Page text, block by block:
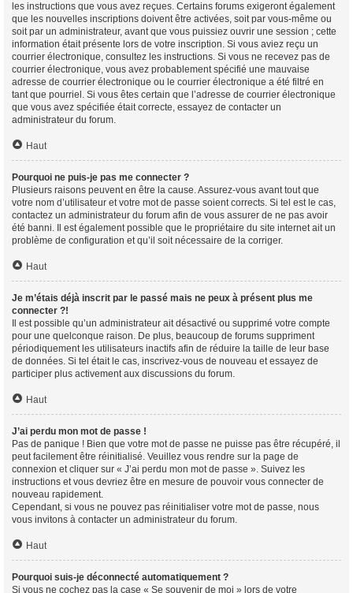
les instructions que vous avez reçues. Certains forums exigeront également
que les nouvelles inscriptions doivent être activées, soit par vous-même ou
soit par un administrateur, avant que vous puissiez ouvrir une session ; cette
information était présente lors de votre inscription. Si vous aviez reçu un
courrier électronique, consultez les instructions. Si vous ne recevez pas de
courrier électronique, vous avez probablement spécifié une mauvaise
adresse de courrier électronique ou le courrier électronique a été filtré en
tant que pourriel. Si vous êtes certain que l’adresse de courrier électronique
que vous avez spécifiée était correcte, essayez de contacter un
administrateur du forum.
Haut
Pourquoi ne puis-je pas me connecter ?
Plusieurs raisons peuvent en être la cause. Assurez-vous avant tout que
votre nom d’utilisateur et votre mot de passe soient corrects. Si tel est le cas,
contactez un administrateur du forum afin de vous assurer de ne pas avoir
été banni. Il est également possible que le propriétaire du site internet ait un
problème de configuration et qu’il soit nécessaire de la corriger.
Haut
Je m’étais déjà inscrit par le passé mais ne peux à présent plus me
connecter ?!
Il est possible qu’un administrateur ait désactivé ou supprimé votre compte
pour une quelconque raison. De plus, beaucoup de forums suppriment
périodiquement les utilisateurs inactifs afin de réduire la taille de leur base
de données. Si tel était le cas, inscrivez-vous de nouveau et essayez de
participer plus activement aux discussions du forum.
Haut
J’ai perdu mon mot de passe !
Pas de panique ! Bien que votre mot de passe ne puisse pas être récupéré, il
peut facilement être réinitialisé. Veuillez vous rendre sur la page de
connexion et cliquer sur « J’ai perdu mon mot de passe ». Suivez les
instructions et vous devriez être en mesure de pouvoir vous connecter de
nouveau rapidement.
Cependant, si vous ne pouvez pas réinitialiser votre mot de passe, nous
vous invitons à contacter un administrateur du forum.
Haut
Pourquoi suis-je déconnecté automatiquement ?
Si vous ne cochez pas la case « Se souvenir de moi » lors de votre